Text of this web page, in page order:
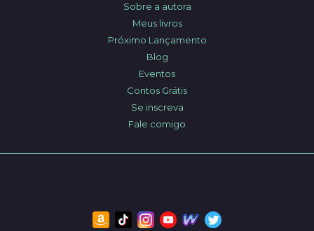
Sobre a autora
Meus livros
Próximo Lançamento
Blog
Eventos
Contos Grátis
Se inscreva
Fale comigo